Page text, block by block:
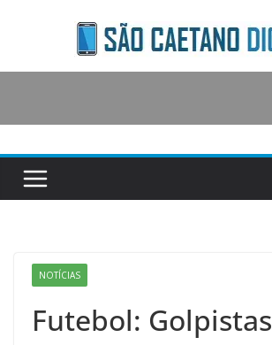
content
NOTÍCIAS
Futebol: Golpistas